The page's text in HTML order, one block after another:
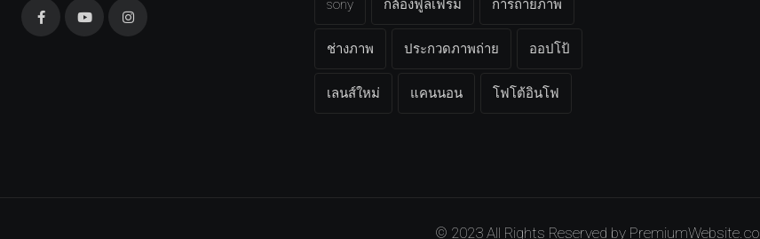
sony กล้องฟูลเฟรม การถ่ายภาพ
ช่างภาพ ประกวดภาพถ่าย ออปโป้
เลนส์ใหม่ แคนนอน โฟโต้อินโฟ
© 2023 All Rights Reserved by PremiumWebsite.co